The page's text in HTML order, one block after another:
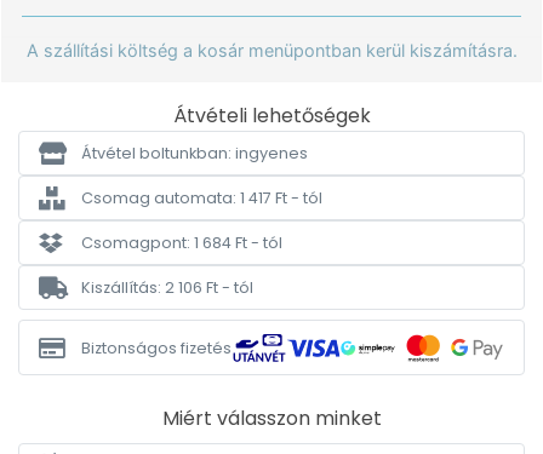
A szállítási költség a kosár menüpontban kerül kiszámításra.
Átvételi lehetőségek
Átvétel boltunkban: ingyenes
Csomag automata: 1 417 Ft - tól
Csomagpont: 1 684 Ft - tól
Kiszállítás: 2 106 Ft - tól
Biztonságos fizetés
Miért válasszon minket